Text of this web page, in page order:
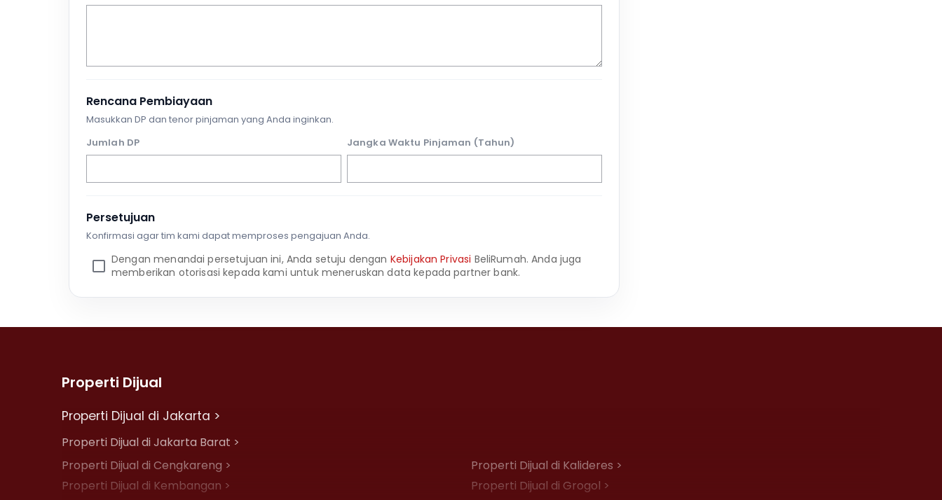
Rencana Pembiayaan
Masukkan DP dan tenor pinjaman yang Anda inginkan.
Jumlah DP
Jangka Waktu Pinjaman (Tahun)
Persetujuan
Konfirmasi agar tim kami dapat memproses pengajuan Anda.
Dengan menandai persetujuan ini, Anda setuju dengan Kebijakan Privasi BeliRumah. Anda juga
memberikan otorisasi kepada kami untuk meneruskan data kepada partner bank.
Properti Dijual
Properti Dijual di Jakarta >
Properti Dijual di Jakarta Barat >
Properti Dijual di Cengkareng >
Properti Dijual di Kalideres >
Properti Dijual di Kembangan >
Properti Dijual di Grogol >